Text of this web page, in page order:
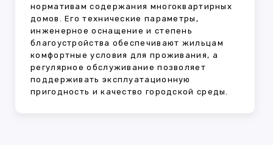
нормативам содержания многоквартирных
домов. Его технические параметры,
инженерное оснащение и степень
благоустройства обеспечивают жильцам
комфортные условия для проживания, а
регулярное обслуживание позволяет
поддерживать эксплуатационную
пригодность и качество городской среды.